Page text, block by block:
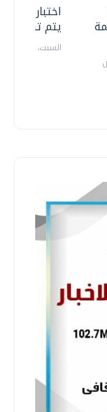
اختبارات
يتم
السبت، 18 يوليو 2026 09:22 ص